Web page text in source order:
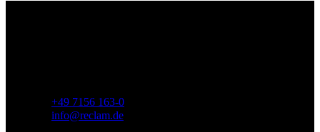
+49 7156 163-0
info@reclam.de